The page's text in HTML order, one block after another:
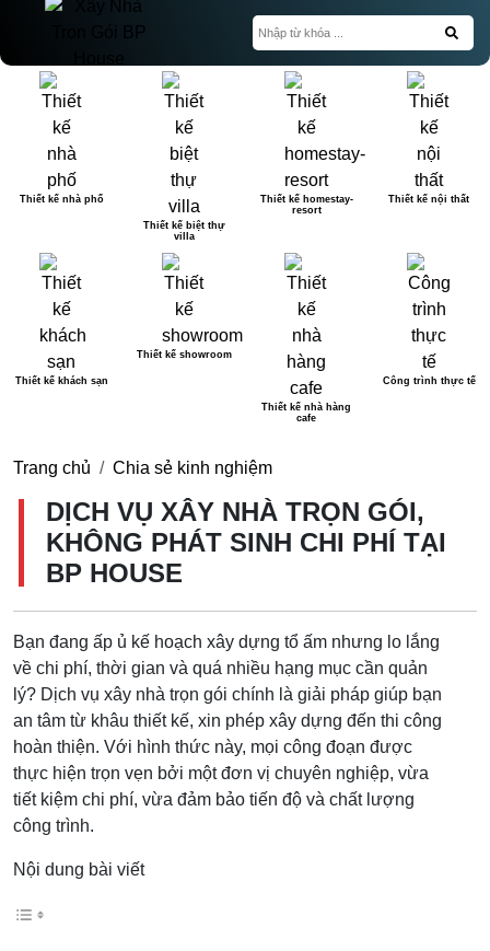
Thiết kế nhà phố
Thiết kế biệt thự
villa
Thiết kế homestay-
resort
Thiết kế nội thất
Thiết kế khách sạn
Thiết kế showroom
Thiết kế nhà hàng
cafe
Công trình thực tế
Trang chủ Chia sẻ kinh nghiệm
DỊCH VỤ XÂY NHÀ TRỌN GÓI,
KHÔNG PHÁT SINH CHI PHÍ TẠI
BP HOUSE
Bạn đang ấp ủ kế hoạch xây dựng tổ ấm nhưng lo lắng
về chi phí, thời gian và quá nhiều hạng mục cần quản
lý? Dịch vụ xây nhà trọn gói chính là giải pháp giúp bạn
an tâm từ khâu thiết kế, xin phép xây dựng đến thi công
hoàn thiện. Với hình thức này, mọi công đoạn được
thực hiện trọn vẹn bởi một đơn vị chuyên nghiệp, vừa
tiết kiệm chi phí, vừa đảm bảo tiến độ và chất lượng
công trình.
Nội dung bài viết